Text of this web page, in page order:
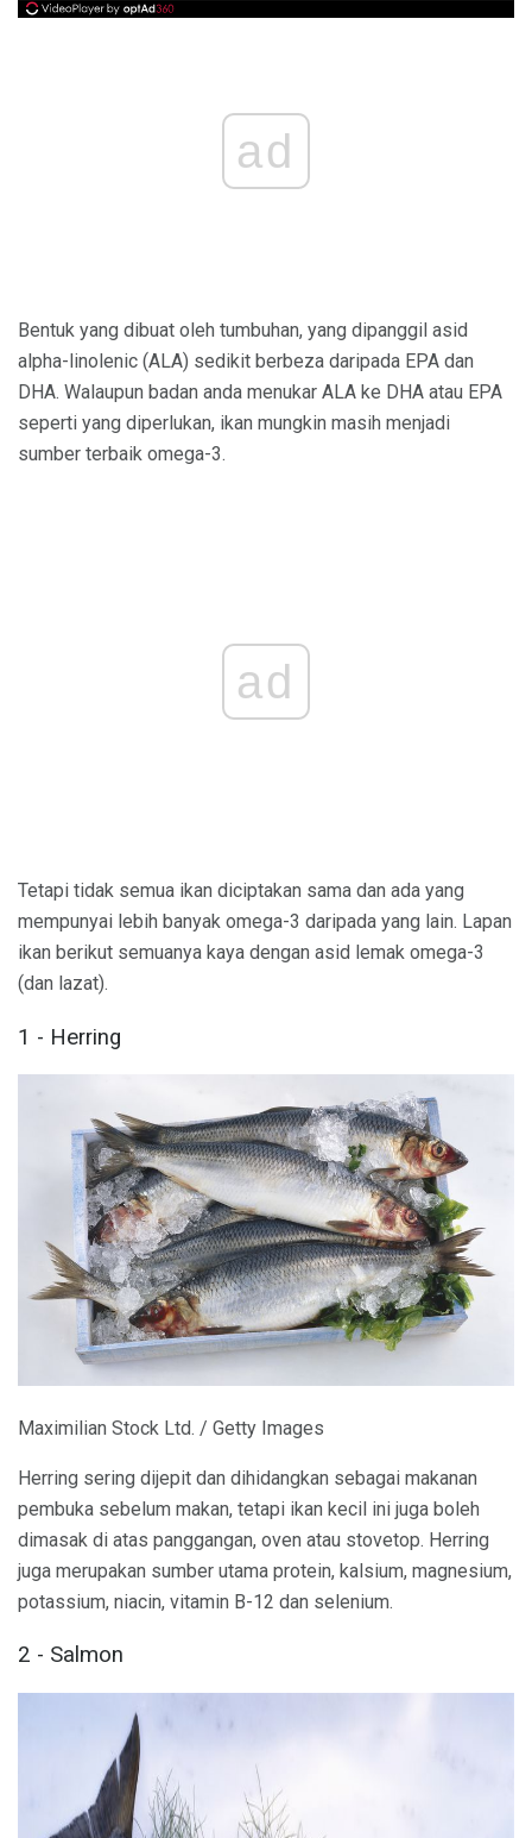
ad
Bentuk yang dibuat oleh tumbuhan, yang dipanggil asid
alpha-linolenic (ALA) sedikit berbeza daripada EPA dan
DHA. Walaupun badan anda menukar ALA ke DHA atau EPA
seperti yang diperlukan, ikan mungkin masih menjadi
sumber terbaik omega-3.
ad
Tetapi tidak semua ikan diciptakan sama dan ada yang
mempunyai lebih banyak omega-3 daripada yang lain. Lapan
ikan berikut semuanya kaya dengan asid lemak omega-3
(dan lazat).
1 - Herring
Maximilian Stock Ltd. / Getty Images
Herring sering dijepit dan dihidangkan sebagai makanan
pembuka sebelum makan, tetapi ikan kecil ini juga boleh
dimasak di atas panggangan, oven atau stovetop. Herring
juga merupakan sumber utama protein, kalsium, magnesium,
potassium, niacin, vitamin B-12 dan selenium.
2 - Salmon